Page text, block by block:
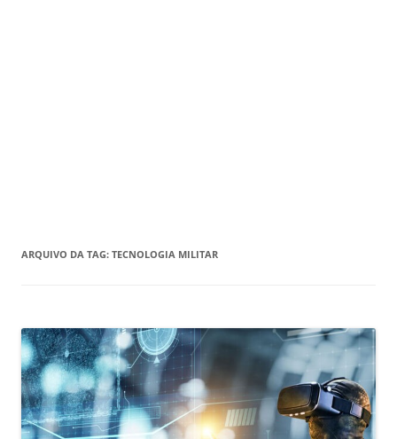
ARQUIVO DA TAG: TECNOLOGIA MILITAR